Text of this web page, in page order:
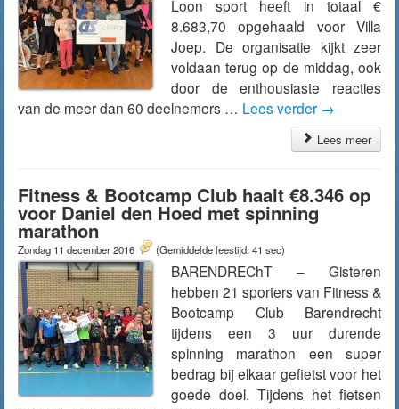
Loon sport heeft in totaal €
8.683,70 opgehaald voor Villa
Joep. De organisatie kijkt zeer
voldaan terug op de middag, ook
door de enthousiaste reacties
van de meer dan 60 deelnemers … Lees verder →
Lees meer
Fitness & Bootcamp Club haalt €8.346 op
voor Daniel den Hoed met spinning
marathon
Zondag 11 december 2016 (Gemiddelde leestijd: 41 sec)
BARENDREChT – Gisteren
hebben 21 sporters van Fitness &
Bootcamp Club Barendrecht
tijdens een 3 uur durende
spinning marathon een super
bedrag bij elkaar gefietst voor het
goede doel. Tijdens het fietsen